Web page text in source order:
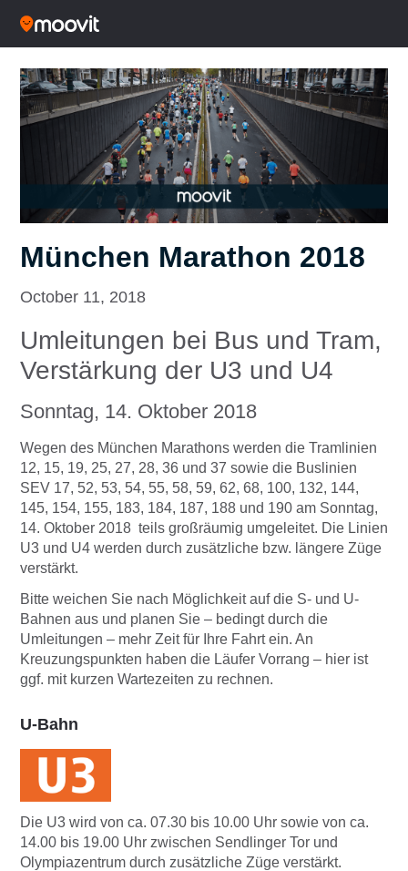
München Marathon 2018
October 11, 2018
Umleitungen bei Bus und Tram,
Verstärkung der U3 und U4
Sonntag, 14. Oktober 2018
Wegen des München Marathons werden die Tramlinien
12, 15, 19, 25, 27, 28, 36 und 37 sowie die Buslinien
SEV 17, 52, 53, 54, 55, 58, 59, 62, 68, 100, 132, 144,
145, 154, 155, 183, 184, 187, 188 und 190 am Sonntag,
14. Oktober 2018 teils großräumig umgeleitet. Die Linien
U3 und U4 werden durch zusätzliche bzw. längere Züge
verstärkt.
Bitte weichen Sie nach Möglichkeit auf die S- und U-
Bahnen aus und planen Sie – bedingt durch die
Umleitungen – mehr Zeit für Ihre Fahrt ein. An
Kreuzungspunkten haben die Läufer Vorrang – hier ist
ggf. mit kurzen Wartezeiten zu rechnen.
U-Bahn
Die U3 wird von ca. 07.30 bis 10.00 Uhr sowie von ca.
14.00 bis 19.00 Uhr zwischen Sendlinger Tor und
Olympiazentrum durch zusätzliche Züge verstärkt.